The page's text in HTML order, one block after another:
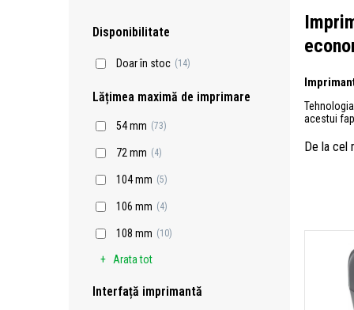
Disponibilitate
Doar în stoc (14)
Lățimea maximă de imprimare
54 mm (73)
72 mm (4)
104 mm (5)
106 mm (4)
108 mm (10)
Arata tot
Interfață imprimantă
Tehnologia
acestui
De la cel